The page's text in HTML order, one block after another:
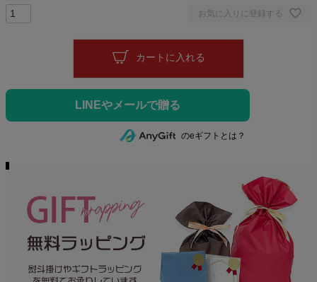
お気に入りに登録する
カートに入れる
のeギフトとは？